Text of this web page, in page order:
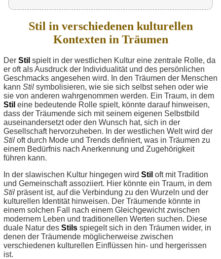
Stil in verschiedenen kulturellen
Kontexten in Träumen
Der Stil spielt in der westlichen Kultur eine zentrale Rolle, da
er oft als Ausdruck der Individualität und des persönlichen
Geschmacks angesehen wird. In den Träumen der Menschen
kann Stil symbolisieren, wie sie sich selbst sehen oder wie
sie von anderen wahrgenommen werden. Ein Traum, in dem
Stil eine bedeutende Rolle spielt, könnte darauf hinweisen,
dass der Träumende sich mit seinem eigenen Selbstbild
auseinandersetzt oder den Wunsch hat, sich in der
Gesellschaft hervorzuheben. In der westlichen Welt wird der
Stil oft durch Mode und Trends definiert, was in Träumen zu
einem Bedürfnis nach Anerkennung und Zugehörigkeit
führen kann.
In der slawischen Kultur hingegen wird Stil oft mit Tradition
und Gemeinschaft assoziiert. Hier könnte ein Traum, in dem
Stil präsent ist, auf die Verbindung zu den Wurzeln und der
kulturellen Identität hinweisen. Der Träumende könnte in
einem solchen Fall nach einem Gleichgewicht zwischen
modernem Leben und traditionellen Werten suchen. Diese
duale Natur des Stils spiegelt sich in den Träumen wider, in
denen der Träumende möglicherweise zwischen
verschiedenen kulturellen Einflüssen hin- und hergerissen
ist.